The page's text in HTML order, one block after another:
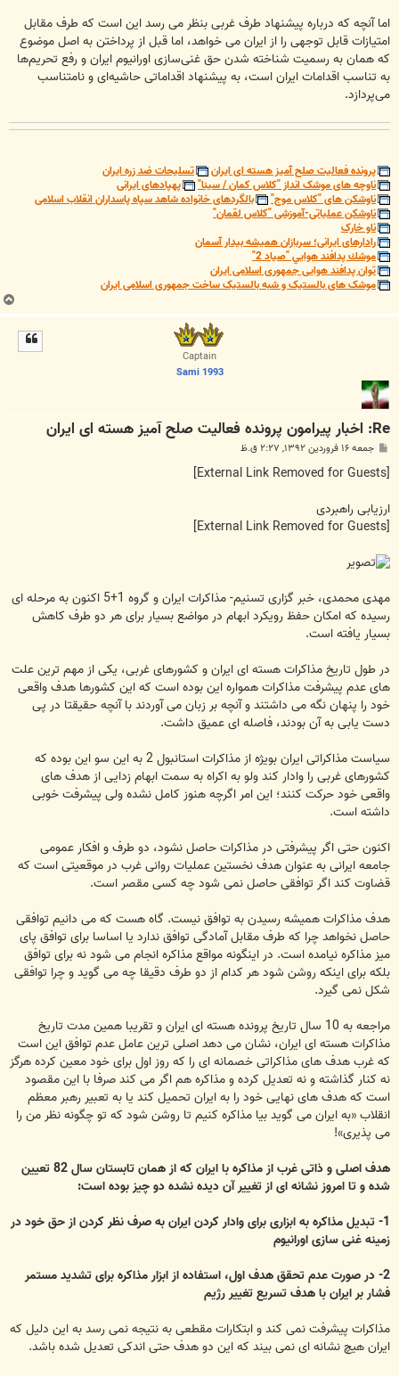
اما آنچه که درباره پیشنهاد طرف غربی بنظر می رسد این است که طرف مقابل
امتیازات قابل توجهی را از ایران می خواهد، اما قبل از پرداختن به اصل موضوع
که همان به رسمیت شناخته شدن حق غنی‌سازی اورانیوم ایران و رفع تحریم‌ها
به تناسب اقدامات ایران است، به پیشنهاد اقداماتی حاشیه‌ای و نامتناسب
می‌پردازد.
پرونده فعالیت صلح آمیز هسته ای ایران
تسلیحات ضد زره ایران
ناوچه های موشک انداز "کلاس کمان / سینا"
پهپادهای ایرانی
ناوشکن های "کلاس موج"
بالگردهای خانواده شاهد سپاه پاسداران انقلاب اسلامی
ناوشکن عملیاتی-آموزشی "کلاس لقمان"
ناو خارک
رادارهای ایرانی؛ سربازان همیشه بیدار آسمان
موشك پدافند هوايي "صياد 2"
توان پدافند هوایی جمهوری اسلامی ایران
موشک های بالستیک و شبه بالستیک ساخت جمهوری اسلامی ایران
ب
ا
Captain
Sami 1993
Re: اخبار پیرامون پرونده فعالیت صلح آمیز هسته ای ایران
پ
ت
جمعه ۱۶ فروردین ۱۳۹۲, ۲:۲۷ ق.ظ
ارزیابی راهبردی
مهدی محمدی، خبر گزاری تسنیم- مذاکرات ایران و گروه 1+5 اکنون به مرحله ای
رسیده که امکان حفظ رویکرد ابهام در مواضع بسیار برای هر دو طرف کاهش
بسیار یافته است.
در طول تاریخ مذاکرات هسته ای ایران و کشورهای غربی، یکی از مهم ترین علت
های عدم پیشرفت مذاکرات همواره این بوده است که این کشورها هدف واقعی
خود را پنهان نگه می داشتند و آنچه بر زبان می آوردند با آنچه حقیقتا در پی
دست یابی به آن بودند، فاصله ای عمیق داشت.
سیاست مذاکراتی ایران بویژه از مذاکرات استانبول 2 به این سو این بوده که
کشورهای غربی را وادار کند ولو به اکراه به سمت ابهام زدایی از هدف های
واقعی خود حرکت کنند؛ این امر اگرچه هنوز کامل نشده ولی پیشرفت خوبی
داشته است.
اکنون حتی اگر پیشرفتی در مذاکرات حاصل نشود، دو طرف و افکار عمومی
جامعه ایرانی به عنوان هدف نخستین عملیات روانی غرب در موقعیتی است که
قضاوت کند اگر توافقی حاصل نمی شود چه کسی مقصر است.
هدف مذاکرات همیشه رسیدن به توافق نیست. گاه هست که می دانیم توافقی
حاصل نخواهد چرا که طرف مقابل آمادگی توافق ندارد یا اساسا برای توافق پای
میز مذاکره نیامده است. در اینگونه مواقع مذاکره انجام می شود نه برای توافق
بلکه برای اینکه روشن شود هر کدام از دو طرف دقیقا چه می گوید و چرا توافقی
شکل نمی گیرد.
مراجعه به 10 سال تاریخ پرونده هسته ای ایران و تقریبا همین مدت تاریخ
مذاکرات هسته ای ایران، نشان می دهد اصلی ترین عامل عدم توافق این است
که غرب هدف های مذاکراتی خصمانه ای را که روز اول برای خود معین کرده هرگز
نه کنار گذاشته و نه تعدیل کرده و مذاکره هم اگر می کند صرفا با این مقصود
است که هدف های نهایی خود را به ایران تحمیل کند یا به تعبیر رهبر معظم
انقلاب «به ایران می گوید بیا مذاکره کنیم تا روشن شود که تو چگونه نظر من را
می پذیری»!
هدف اصلی و ذاتی غرب از مذاکره با ایران که از همان تابستان سال 82 تعیین
شده و تا امروز نشانه ای از تغییر آن دیده نشده دو چیز بوده است:
1- تبدیل مذاکره به ابزاری برای وادار کردن ایران به صرف نظر کردن از حق خود در
زمینه غنی سازی اورانیوم
2- در صورت عدم تحقق هدف اول، استفاده از ابزار مذاکره برای تشدید مستمر
فشار بر ایران با هدف تسریع تغییر رژیم
مذاکرات پیشرفت نمی کند و ابتکارات مقطعی به نتیجه نمی رسد به این دلیل که
ایران هیچ نشانه ای نمی بیند که این دو هدف حتی اندکی تعدیل شده باشد.